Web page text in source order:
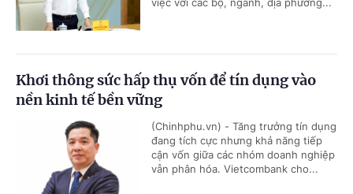
Khơi thông sức hấp thụ vốn để tín dụng vào
nền kinh tế bền vững
(Chinhphu.vn) - Tăng trưởng tín dụng
đang tích cực nhưng khả năng tiếp
cận vốn giữa các nhóm doanh nghiệp
vẫn phân hóa. Vietcombank cho...